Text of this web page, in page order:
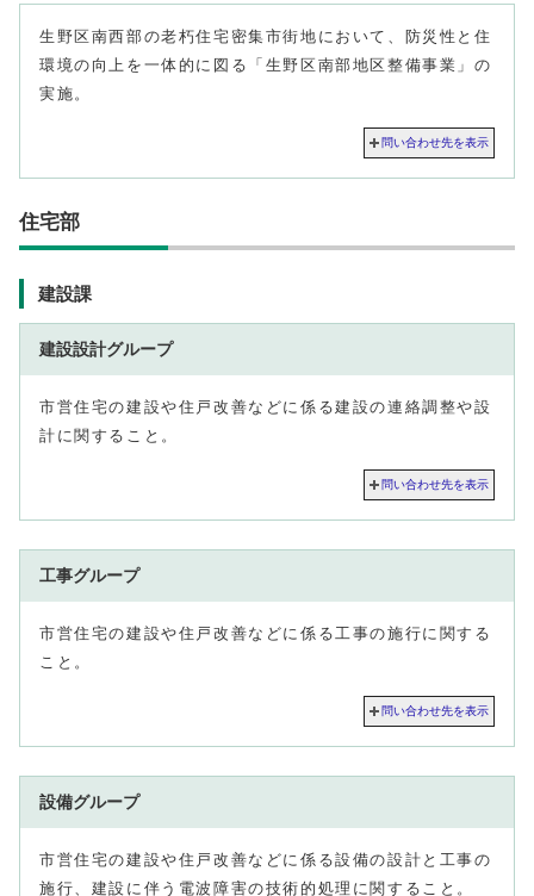
生野区南西部の老朽住宅密集市街地において、防災性と住
環境の向上を一体的に図る「生野区南部地区整備事業」の
実施。
問い合わせ先を表示
住宅部
建設課
建設設計グループ
市営住宅の建設や住戸改善などに係る建設の連絡調整や設
計に関すること。
問い合わせ先を表示
工事グループ
市営住宅の建設や住戸改善などに係る工事の施行に関する
こと。
問い合わせ先を表示
設備グループ
市営住宅の建設や住戸改善などに係る設備の設計と工事の
施行、建設に伴う電波障害の技術的処理に関すること。